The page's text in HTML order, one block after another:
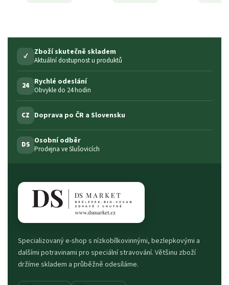
✓ Zboží skutečně skladem
Aktuální dostupnost u produktů
24 Rychlé odeslání
Obvykle do 24 hodin
CZ Doprava po ČR a Slovensku
DS Osobní odběr
Prodejna ve Slušovicích
Specializovaný e-shop s nízkobílkovinnými, bezlepkovými a
dalšími potravinami pro speciální stravování. Většinu zboží
držíme skladem a průběžně odesíláme.